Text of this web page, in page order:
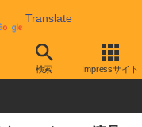
Translate
検索 Impressサイト
ィスプレイ・モニター